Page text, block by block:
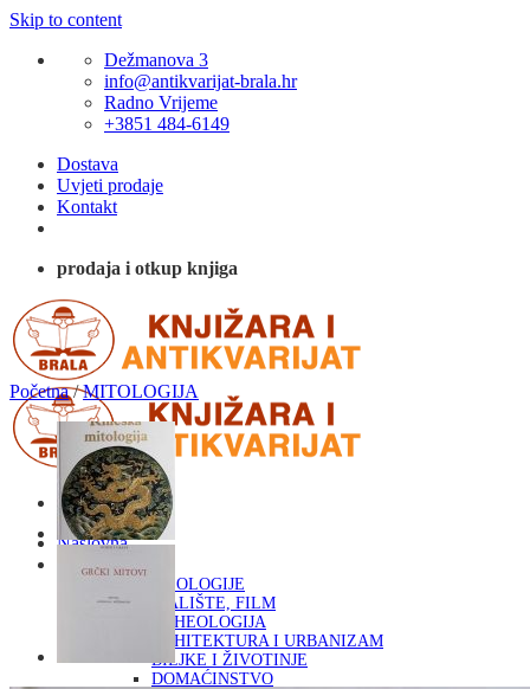
Skip to content
Dežmanova 3
info@antikvarijat-brala.hr
Radno Vrijeme
+3851 484-6149
Dostava
Uvjeti prodaje
Kontakt
prodaja i otkup knjiga
Naslovna
KNJIGE
OD ARHEOLOGIJE
DO KAZALIŠTE, FILM
ARHEOLOGIJA
ARHITEKTURA I URBANIZAM
BILJKE I ŽIVOTINJE
DOMAĆINSTVO
Početna / MITOLOGIJA